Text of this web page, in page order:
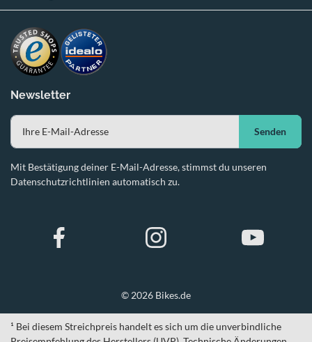
Newsletter
Senden
Mit Bestätigung deiner E-Mail-Adresse, stimmst du unseren
Datenschutzrichtlinien automatisch zu.
© 2026 Bikes.de
¹ Bei diesem Streichpreis handelt es sich um die unverbindliche